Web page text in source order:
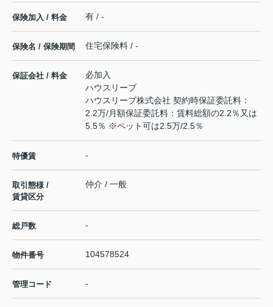
保険加入 / 料金 有 / -
保険名 / 保険期間 住宅保険料 / -
保証会社 / 料金
必加入
ハウスリーブ
ハウスリーブ株式会社 契約時保証委託料：
2.2万/月額保証委託料：賃料総額の2.2％又は
5.5％ ※ペット可は2.5万/2.5％
特優賃 -
取引態様 /
賃貸区分
仲介 / 一般
総戸数 -
物件番号 104578524
管理コード -